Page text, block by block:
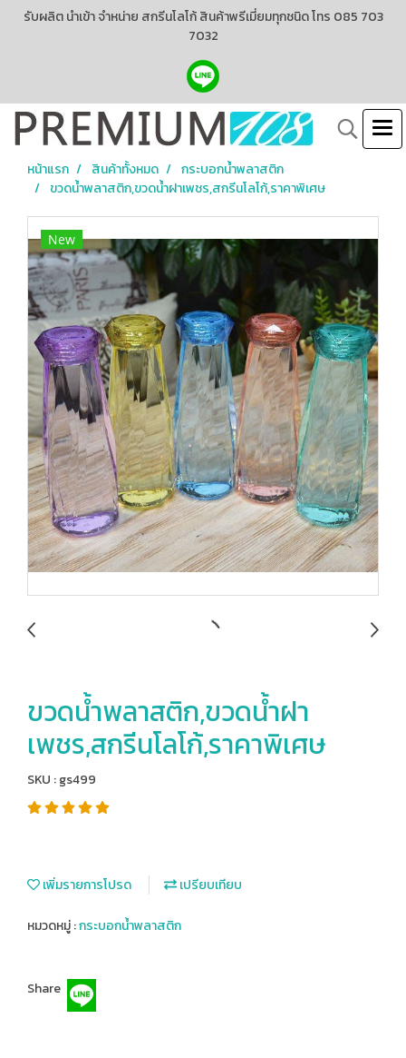
รับผลิต นำเข้า จำหน่าย สกรีนโลโก้ สินค้าพรีเมี่ยมทุกชนิด โทร 085 703
7032
หน้าแรก สินค้าทั้งหมด
กระบอกน้ำพลาสติก
ขวดน้ำพลาสติก,ขวดน้ำฝาเพชร,สกรีนโลโก้,ราคาพิเศษ
New
ขวดน้ำพลาสติก,ขวดน้ำฝา
เพชร,สกรีนโลโก้,ราคาพิเศษ
SKU : gs499
เพิ่มรายการโปรด เปรียบเทียบ
หมวดหมู่ :กระบอกน้ำพลาสติก
Share